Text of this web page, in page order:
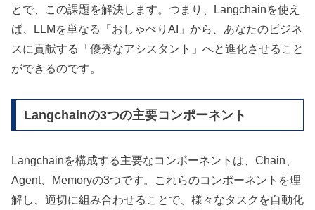
とで、この課題を解決します。つまり、Langchainを使え
ば、LLMを単なる「おしゃべりAI」から、あなたのビジネ
スに貢献する「優秀なアシスタント」へと進化させること
ができるのです。
Langchainの3つの主要コンポーネント
Langchainを構成する主要なコンポーネントは、Chain、
Agent、Memoryの3つです。これらのコンポーネントを理
解し、適切に組み合わせることで、様々なタスクを自動化